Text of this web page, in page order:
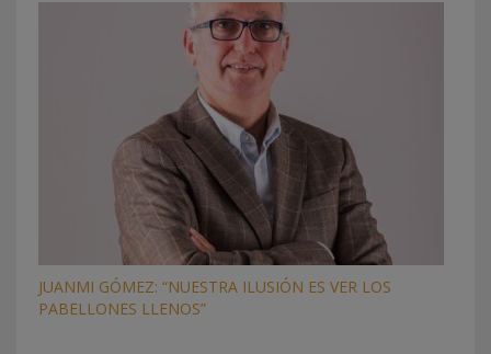
JUANMI GÓMEZ: “NUESTRA ILUSIÓN ES VER LOS
PABELLONES LLENOS”